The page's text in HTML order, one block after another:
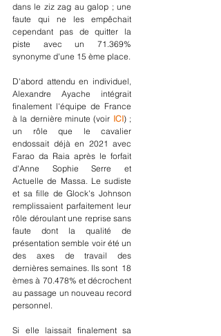
dans le ziz zag au galop ; une
faute qui ne les empêchait
cependant pas de quitter la
piste avec un 71.369%
synonyme d'une 15 ème place.
D'abord attendu en individuel,
Alexandre Ayache intégrait
finalement l'équipe de France
à la dernière minute (voir ICI) ;
un rôle que le cavalier
endossait déjà en 2021 avec
Farao da Raia après le forfait
d'Anne Sophie Serre et
Actuelle de Massa. Le sudiste
et sa fille de Glock's Johnson
remplissaient parfaitement leur
rôle déroulant une reprise sans
faute dont la qualité de
présentation semble voir été un
des axes de travail des
dernières semaines. Ils sont  18
èmes à 70.478% et décrochent
au passage un nouveau record
personnel.
Si elle laissait finalement sa